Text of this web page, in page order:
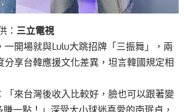
： 三立電視
一開場就與Lulu大跳招牌「三振舞」，兩
享台韓應援文化差異，坦言韓國規定相
來台灣後收入比較好，臉也可以跟著變